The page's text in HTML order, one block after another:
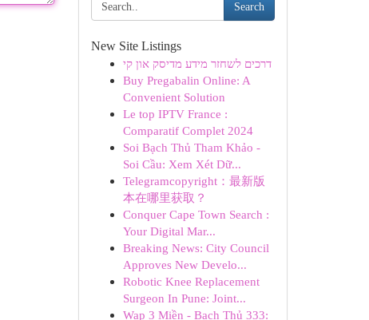
Search
New Site Listings
דרכים לשחזר מידע מדיסק און קי
Buy Pregabalin Online: A
Convenient Solution
Le top IPTV France :
Comparatif Complet 2024
Soi Bạch Thủ Tham Khảo -
Soi Cầu: Xem Xét Dữ...
Telegramcopyright：最新版
本在哪里获取？
Conquer Cape Town Search :
Your Digital Mar...
Breaking News: City Council
Approves New Develo...
Robotic Knee Replacement
Surgeon In Pune: Joint...
Wap 3 Miền - Bạch Thủ 333: